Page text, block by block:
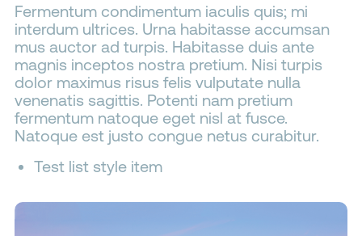
Fermentum condimentum iaculis quis; mi
interdum ultrices. Urna habitasse accumsan
mus auctor ad turpis. Habitasse duis ante
magnis inceptos nostra pretium. Nisi turpis
dolor maximus risus felis vulputate nulla
venenatis sagittis. Potenti nam pretium
fermentum natoque eget nisl at fusce.
Natoque est justo congue netus curabitur.
Test list style item